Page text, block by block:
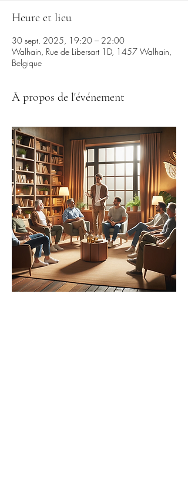
Heure et lieu
30 sept. 2025, 19:20 – 22:00
Walhain, Rue de Libersart 1D, 1457 Walhain,
Belgique
À propos de l'événement